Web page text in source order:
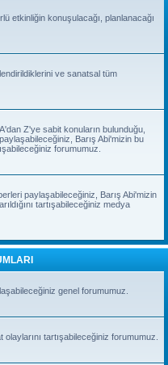
etkinliğin konuşulacağı, planlanacağı
ve sanatsal tüm
Z'ye sabit konuların bulunduğu,
Barış Abi'mizin bu
forumumuz.
paylaşabileceğiniz, Barış Abi'mizin
tartışabileceğiniz medya
genel forumumuz.
tartışabileceğiniz forumumuz.